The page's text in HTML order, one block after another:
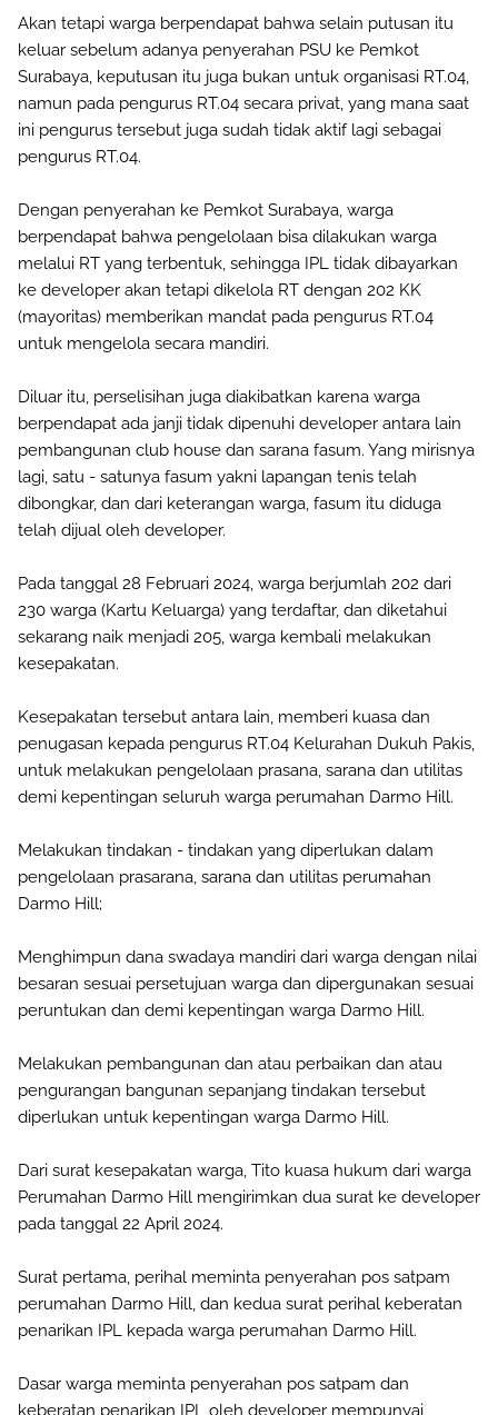
Akan tetapi warga berpendapat bahwa selain putusan itu
keluar sebelum adanya penyerahan PSU ke Pemkot
Surabaya, keputusan itu juga bukan untuk organisasi RT.04,
namun pada pengurus RT.04 secara privat, yang mana saat
ini pengurus tersebut juga sudah tidak aktif lagi sebagai
pengurus RT.04.
Dengan penyerahan ke Pemkot Surabaya, warga
berpendapat bahwa pengelolaan bisa dilakukan warga
melalui RT yang terbentuk, sehingga IPL tidak dibayarkan
ke developer akan tetapi dikelola RT dengan 202 KK
(mayoritas) memberikan mandat pada pengurus RT.04
untuk mengelola secara mandiri.
Diluar itu, perselisihan juga diakibatkan karena warga
berpendapat ada janji tidak dipenuhi developer antara lain
pembangunan club house dan sarana fasum. Yang mirisnya
lagi, satu - satunya fasum yakni lapangan tenis telah
dibongkar, dan dari keterangan warga, fasum itu diduga
telah dijual oleh developer.
Pada tanggal 28 Februari 2024, warga berjumlah 202 dari
230 warga (Kartu Keluarga) yang terdaftar, dan diketahui
sekarang naik menjadi 205, warga kembali melakukan
kesepakatan.
Kesepakatan tersebut antara lain, memberi kuasa dan
penugasan kepada pengurus RT.04 Kelurahan Dukuh Pakis,
untuk melakukan pengelolaan prasana, sarana dan utilitas
demi kepentingan seluruh warga perumahan Darmo Hill.
Melakukan tindakan - tindakan yang diperlukan dalam
pengelolaan prasarana, sarana dan utilitas perumahan
Darmo Hill;
Menghimpun dana swadaya mandiri dari warga dengan nilai
besaran sesuai persetujuan warga dan dipergunakan sesuai
peruntukan dan demi kepentingan warga Darmo Hill.
Melakukan pembangunan dan atau perbaikan dan atau
pengurangan bangunan sepanjang tindakan tersebut
diperlukan untuk kepentingan warga Darmo Hill.
Dari surat kesepakatan warga, Tito kuasa hukum dari warga
Perumahan Darmo Hill mengirimkan dua surat ke developer
pada tanggal 22 April 2024.
Surat pertama, perihal meminta penyerahan pos satpam
perumahan Darmo Hill, dan kedua surat perihal keberatan
penarikan IPL kepada warga perumahan Darmo Hill.
Dasar warga meminta penyerahan pos satpam dan
keberatan penarikan IPL oleh developer mempunyai